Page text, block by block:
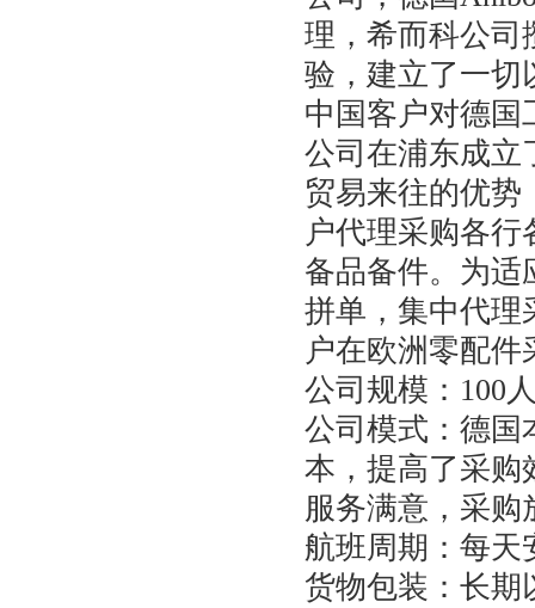
理，希而科公司
验，建立了一切
中国客户对德国
公司在浦东成立
贸易来往的优势
户代理采购各行
备品备件。为适
拼单，集中代理
户在欧洲零配
公司规模： 100
公司模式：德国
本，提高了采购
服务满意，采购
航班周期：每天
货物包装：长期